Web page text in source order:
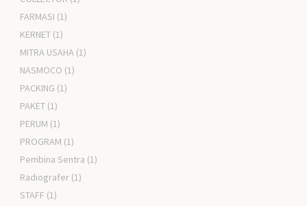
FARMASI (1)
KERNET (1)
MITRA USAHA (1)
NASMOCO (1)
PACKING (1)
PAKET (1)
PERUM (1)
PROGRAM (1)
Pembina Sentra (1)
Radiografer (1)
STAFF (1)